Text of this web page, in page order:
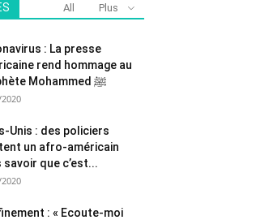
All Plus
: La presse
rend hommage au
Prophète Mohammed ﷺ
Unis : des policiers
un afro-américain
savoir que c’est...
: « Ecoute-moi